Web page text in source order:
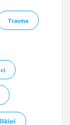
Travma